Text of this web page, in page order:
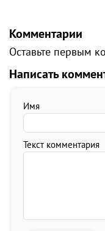
Комментарии
Оставьте первым
Написать
Имя
Текст комментария